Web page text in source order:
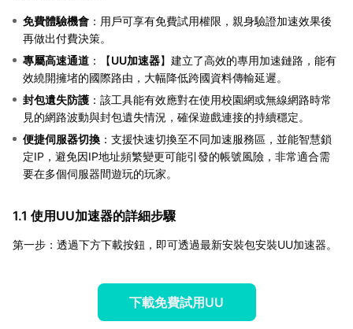
免費體驗機會 ：用戶可享有免費試用權限，親身驗證加速效果後
再做出付費決策。
專屬高速通道 ：【UU加速器】建立了高效的專用加速鏈路，能有
效繞開擁堵的國際路由，大幅降低跨國資料傳輸延遲。
封包遺失防護 ：該工具能有效應對在使用校園網或無線網路時常
見的網路波動與封包遺失情況，確保遊戲連接的持續穩定。
便捷伺服器切換 ：支援快速切換至不同加速服務區，並能智慧鎖
定IP，避免因IP地址頻繁變更可能引發的帳號風險，非常適合需
要在多個伺服器間遊玩的玩家。
1.1 使用UU加速器的詳細步驟
第一步：透過下方下載按鈕，即可透過最新安裝包安裝UU加速器。
下載免費試用UU